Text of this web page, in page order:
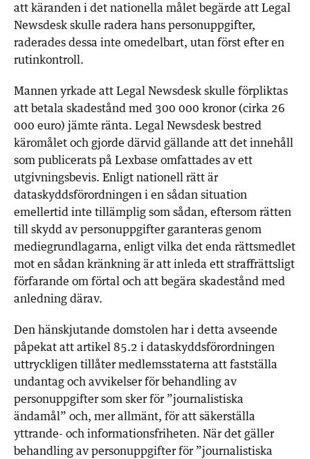
att käranden i det nationella målet begärde att Legal
Newsdesk skulle radera hans personuppgifter,
raderades dessa inte omedelbart, utan först efter en
rutinkontroll.
Mannen yrkade att Legal Newsdesk skulle förpliktas
att betala skadestånd med 300 000 kronor (cirka 26
000 euro) jämte ränta. Legal Newsdesk bestred
käromålet och gjorde därvid gällande att det innehåll
som publicerats på Lexbase omfattades av ett
utgivningsbevis. Enligt nationell rätt är
dataskyddsförordningen i en sådan situation
emellertid inte tillämplig som sådan, eftersom rätten
till skydd av personuppgifter garanteras genom
mediegrundlagarna, enligt vilka det enda rättsmedlet
mot en sådan kränkning är att inleda ett straffrättsligt
förfarande om förtal och att begära skadestånd med
anledning därav.
Den hänskjutande domstolen har i detta avseende
påpekat att artikel 85.2 i dataskyddsförordningen
uttryckligen tillåter medlemsstaterna att fastställa
undantag och avvikelser för behandling av
personuppgifter som sker för ”journalistiska
ändamål” och, mer allmänt, för att säkerställa
yttrande- och informationsfriheten. När det gäller
behandling av personuppgifter för ”journalistiska